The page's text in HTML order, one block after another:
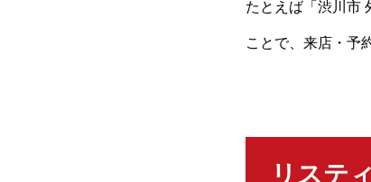
たとえば「渋川市
ことで、来店・予
リステ